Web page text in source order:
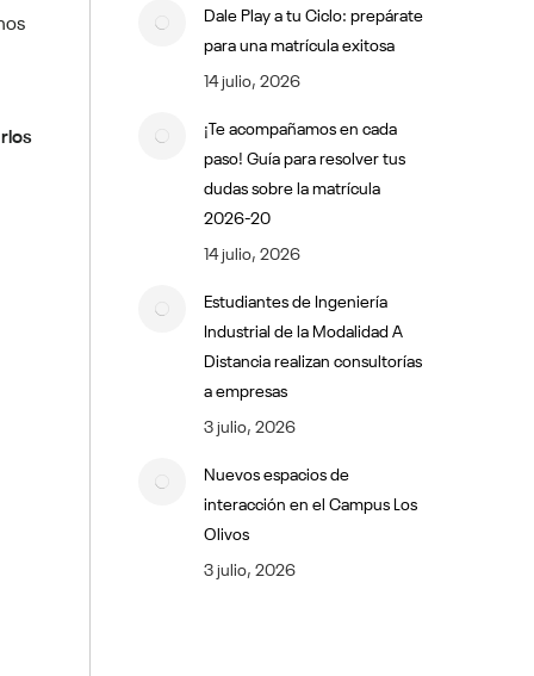
Dale Play a tu Ciclo: prepárate
para una matrícula exitosa
14 julio, 2026
¡Te acompañamos en cada
paso! Guía para resolver tus
dudas sobre la matrícula
2026-20
14 julio, 2026
Estudiantes de Ingeniería
Industrial de la Modalidad A
Distancia realizan consultorías
a empresas
3 julio, 2026
Nuevos espacios de
interacción en el Campus Los
Olivos
3 julio, 2026